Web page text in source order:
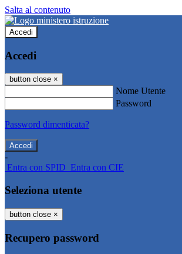
Salta al contenuto
Accedi
Accedi
button close ×
Nome Utente
Password
Password dimenticata?
-
Entra con SPID Entra con CIE
Seleziona utente
button close ×
Recupero password